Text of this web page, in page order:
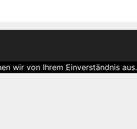
wir von Ihrem Einverständnis aus.